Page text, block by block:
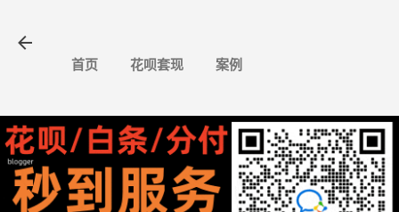
首页 花呗套现 案例